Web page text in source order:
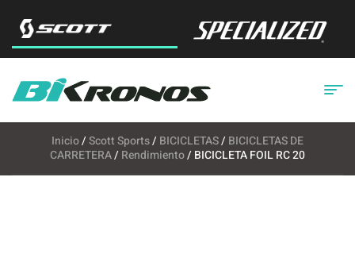
Inicio/Scott Sports/ BICICLETAS/ BICICLETAS DE
CARRETERA/ Rendimiento/ BICICLETA FOIL RC 20